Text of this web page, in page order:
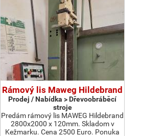
Rámový lis Maweg Hildebrand
Prodej / Nabídka > Dřevoobráběcí
stroje
Predám rámový lis MAWEG Hildebrand
2800x2000 x 120mm. Skladom v
Kežmarku. Cena 2500 Euro. Ponuka